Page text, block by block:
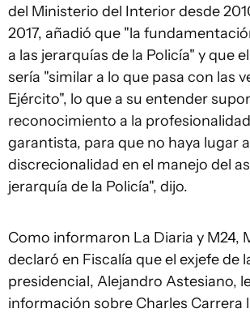
del Ministerio del Interior desde
2017, añadió que "la
a las jerarquías de la Policía" y que
sería "similar a lo que pasa con las
Ejército", lo que a su entender
reconocimiento a la
garantista, para que no haya lugar a
discrecionalidad en el manejo del
jerarquía de la Policía", dijo.
Como informaron La Diaria y M24,
declaró en Fiscalía que el exjefe de
presidencial, Alejandro Astesiano,
información sobre Charles Carrera